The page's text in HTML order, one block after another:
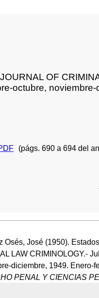
OF
octubre,
(págs. 690 a 694 del
Osés, José (1950).
LAW CRIMINOLOGY.-
diciembre, 1949. Enero-
PENAL Y CIENCIAS